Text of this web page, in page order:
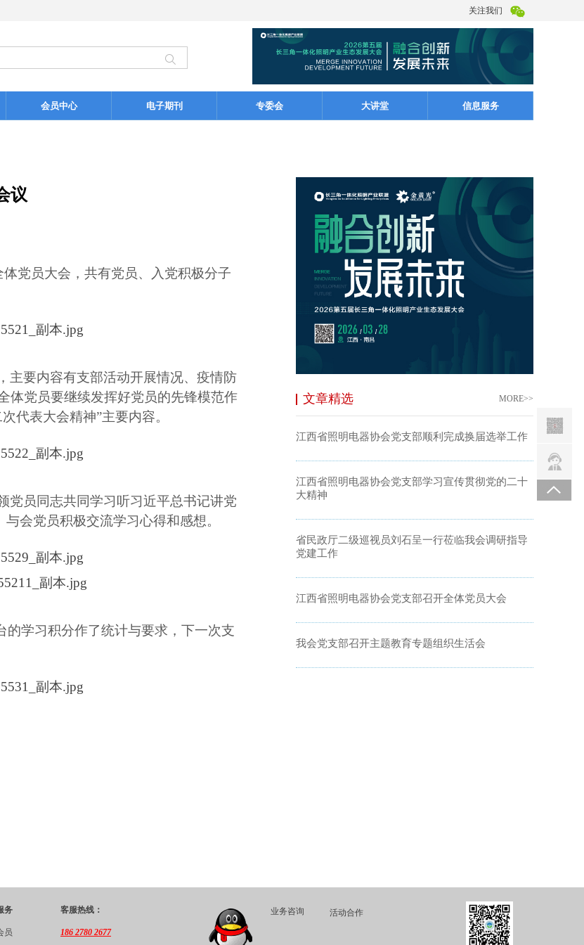
关注我们
会员中心 电子期刊 专委会 大讲堂 信息服务
议
党员大会，共有党员、入党积极分子
主要内容有支部活动开展情况、疫情防
体党员要继续发挥好党员的先锋模范作
代表大会精神”主要内容。
党员同志共同学习听习近平总书记讲党
会党员积极交流学习心得和感想。
的学习积分作了统计与要求，下一次支
文章精选 MORE>>
江西省照明电器协会党支部顺利完成换届选举工作
江西省照明电器协会党支部学习宣传贯彻党的二十
大精神
省民政厅二级巡视员刘石呈一行莅临我会调研指导
党建工作
江西省照明电器协会党支部召开全体党员大会
我会党支部召开主题教育专题组织生活会
务
员
客服热线：
186 2780 2677
业务咨询 活动合作